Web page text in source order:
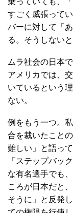
すごく威張って
バーに対して「
る。そうしない
ムラ社会の日本
アメリカでは、
いているという
ない。
例をもう一つ。
合を裁いたこと
難しい」と語っ
「ステップバッ
な有名選手でも
ころが日本だと
そうに」と反発